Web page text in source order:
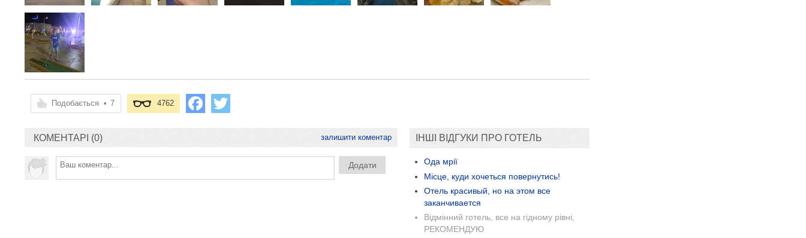
Подобається • 7 4762
КОМЕНТАРІ (0) залишити коментар ІНШІ ВІДГУКИ ПРО ГОТЕЛЬ
Ода мрії
Місце, куди хочеться повернутись!
Отель красивый, но на этом все
заканчивается
Відмінний готель, все на гідному рівні,
РЕКОМЕНДУЮ